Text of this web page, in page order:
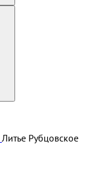
Литье Рубцовское